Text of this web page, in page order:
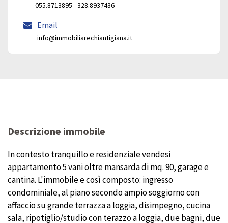
055.8713895 - 328.8937436
Email
info@immobiliarechiantigiana.it
Descrizione immobile
In contesto tranquillo e residenziale vendesi
appartamento 5 vani oltre mansarda di mq. 90, garage e
cantina. L'immobile e così composto: ingresso
condominiale, al piano secondo ampio soggiorno con
affaccio su grande terrazza a loggia, disimpegno, cucina
sala, ripotiglio/studio con terazzo a loggia, due bagni, due